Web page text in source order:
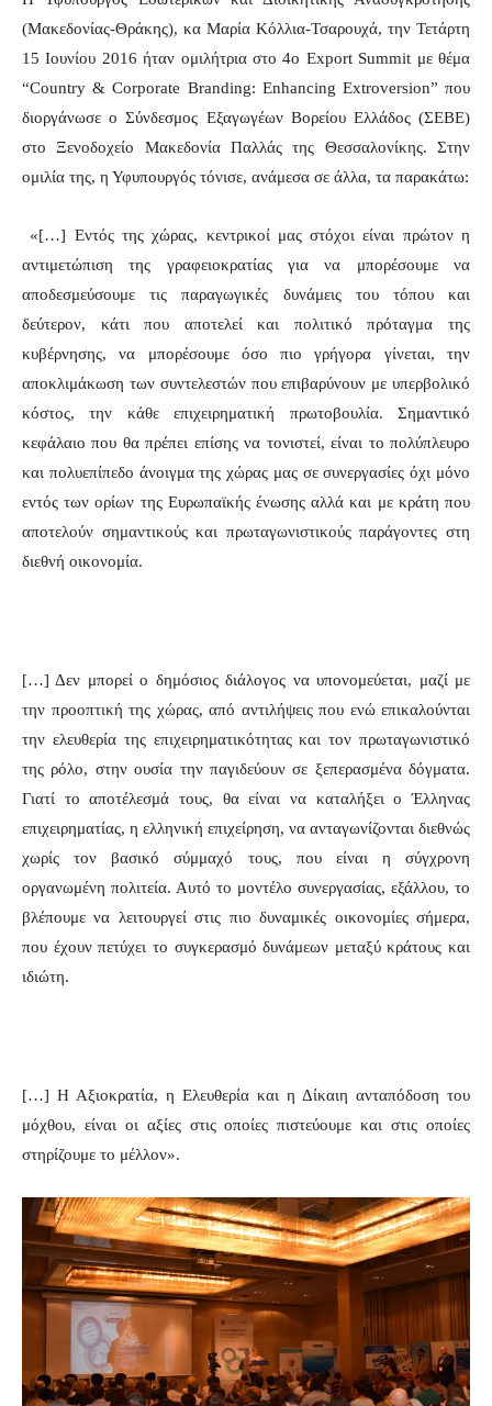
(Μακεδονίας-Θράκης), κα Μαρία Κόλλια-Τσαρουχά, την Τετάρτη
15 Ιουνίου 2016 ήταν ομιλήτρια στο 4ο Export Summit με θέμα
“Country & Corporate Branding: Enhancing Extroversion” που
διοργάνωσε ο Σύνδεσμος Εξαγωγέων Βορείου Ελλάδος (ΣΕΒΕ)
στο Ξενοδοχείο Μακεδονία Παλλάς της Θεσσαλονίκης. Στην
ομιλία της, η Υφυπουργός τόνισε, ανάμεσα σε άλλα, τα παρακάτω:
«[…] Εντός της χώρας, κεντρικοί μας στόχοι είναι πρώτον η
αντιμετώπιση της γραφειοκρατίας για να μπορέσουμε να
αποδεσμεύσουμε τις παραγωγικές δυνάμεις του τόπου και
δεύτερον, κάτι που αποτελεί και πολιτικό πρόταγμα της
κυβέρνησης, να μπορέσουμε όσο πιο γρήγορα γίνεται, την
αποκλιμάκωση των συντελεστών που επιβαρύνουν με υπερβολικό
κόστος, την κάθε επιχειρηματική πρωτοβουλία. Σημαντικό
κεφάλαιο που θα πρέπει επίσης να τονιστεί, είναι το πολύπλευρο
και πολυεπίπεδο άνοιγμα της χώρας μας σε συνεργασίες όχι μόνο
εντός των ορίων της Ευρωπαϊκής ένωσης αλλά και με κράτη που
αποτελούν σημαντικούς και πρωταγωνιστικούς παράγοντες στη
διεθνή οικονομία.
[…] Δεν μπορεί ο δημόσιος διάλογος να υπονομεύεται, μαζί με
την προοπτική της χώρας, από αντιλήψεις που ενώ επικαλούνται
την ελευθερία της επιχειρηματικότητας και τον πρωταγωνιστικό
της ρόλο, στην ουσία την παγιδεύουν σε ξεπερασμένα δόγματα.
Γιατί το αποτέλεσμά τους, θα είναι να καταλήξει ο Έλληνας
επιχειρηματίας, η ελληνική επιχείρηση, να ανταγωνίζονται διεθνώς
χωρίς τον βασικό σύμμαχό τους, που είναι η σύγχρονη
οργανωμένη πολιτεία. Αυτό το μοντέλο συνεργασίας, εξάλλου, το
βλέπουμε να λειτουργεί στις πιο δυναμικές οικονομίες σήμερα,
που έχουν πετύχει το συγκερασμό δυνάμεων μεταξύ κράτους και
ιδιώτη.
[…] Η Αξιοκρατία, η Ελευθερία και η Δίκαιη ανταπόδοση του
μόχθου, είναι οι αξίες στις οποίες πιστεύουμε και στις οποίες
στηρίζουμε το μέλλον».